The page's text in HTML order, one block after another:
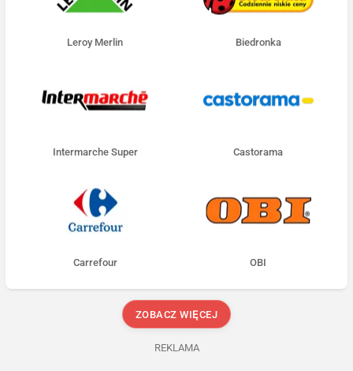
Leroy Merlin Biedronka
Intermarche Super Castorama
Carrefour OBI
ZOBACZ WIĘCEJ
REKLAMA